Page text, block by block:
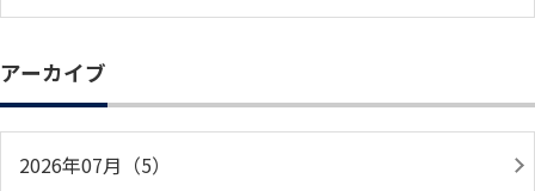
アーカイブ
2026年07月（5）